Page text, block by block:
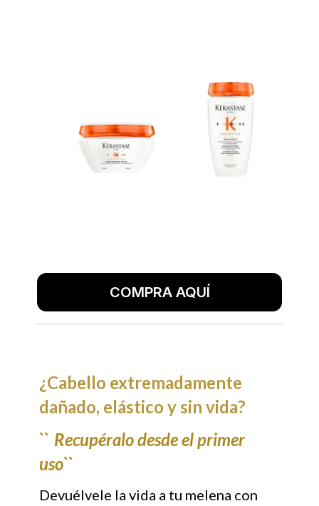
COMPRA AQUÍ
¿Cabello extremadamente
dañado, elástico y sin vida?
`` Recupéralo desde el primer
uso``
Devuélvele la vida a tu melena con